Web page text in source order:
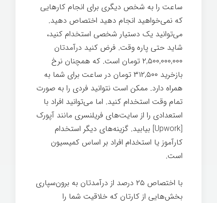
ساعت را به شخص دیگری برای انجام کارهایی
که نمی‌خواهید انجام دهید اختصاص دهید.
می‌توانید یک دستیار شخصی استخدام کنید،
شاید حتی پاره وقت. فرض کنید درآمدتان
۲,۵۰۰,۰۰۰,۰۰۰ تومان است. که همچنان نرخ
بازخرید ۳۱۲,۵۰۰ تومان در ساعت برای شما به
همراه دارد. ممکن است نتوانید فردی را به صورت
تمام وقت استخدام کنید. اما می‌توانید افراد با
استعدادی را از سایت‌های فریلنسری مانند آپورک
[Upwork] بیابید. گزینه‌های دیگر استخدام
کارآموز یا استخدام افراد بر اساس کمیسیون
است.
با اختصاص ۲۵ درصد از درآمدتان به برون‌سپاری
بخش‌هایی از کارتان که خلاقیت شما را